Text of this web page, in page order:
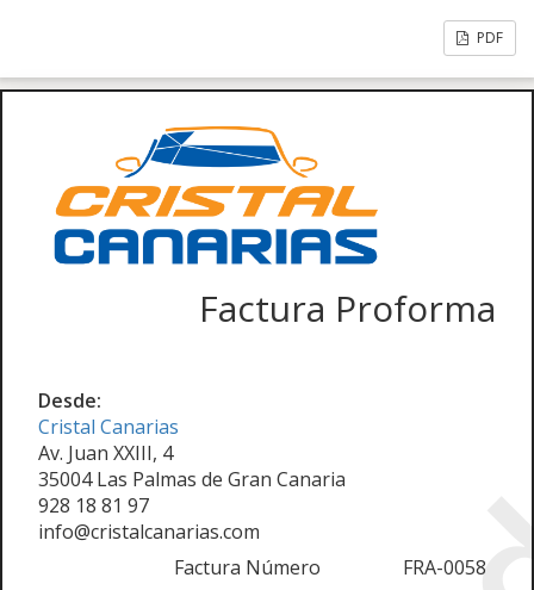
PDF
Factura Proforma
Desde:
Cristal Canarias
Av. Juan XXIII, 4
35004 Las Palmas de Gran Canaria
928 18 81 97
info@cristalcanarias.com
Factura Número
FRA-0058